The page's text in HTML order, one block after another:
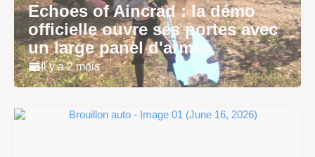
Echoes of Aincrad : la démo
officielle ouvre ses portes avec
un large panel d'armes
Il y a 2 mois